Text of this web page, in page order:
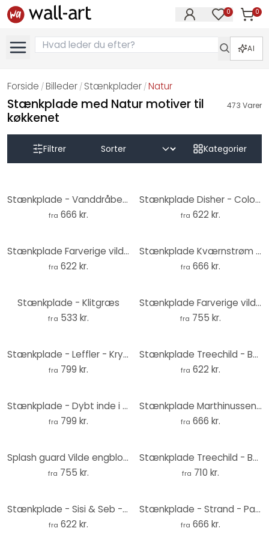
0 0
Varer
AI
Forside / Billeder / Stænkplader /Natur
Stænkplade med Natur motiver til
køkkenet
473 Varer
Filtrer Kategorier
Stænkplade - Vanddråbe - Panorama
fra 666 kr.
Stænkplade Disher - Colourful Poppies
fra 622 kr.
Stænkplade Farverige vilde blomster - UN Designs
fra 622 kr.
Stænkplade Kværnstrøm - Dew-covered sunrise
fra 666 kr.
Stænkplade - Klitgræs
fra 533 kr.
Stænkplade Farverige vilde blomster - UN Designs
fra 755 kr.
Stænkplade - Leffler - Krydderier - Panorama
fra 799 kr.
Stænkplade Treechild - Bouquet of Dried Flowers
fra 622 kr.
Stænkplade - Dybt inde i skoven
fra 799 kr.
Stænkplade Marthinussen - Northern Light
fra 666 kr.
Splash guard Vilde engblomster i sollyset - Talen - Panorama
fra 755 kr.
Stænkplade Treechild - Bouquet of Dried Flowers
fra 710 kr.
Stænkplade - Sisi & Seb - Pampas
fra 622 kr.
Stænkplade - Strand - Panorama
fra 666 kr.